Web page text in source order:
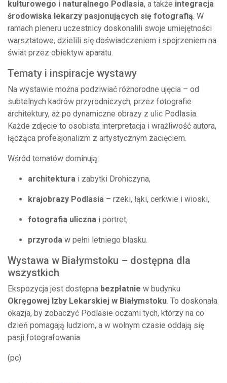
kulturowego i naturalnego Podlasia, a także integracja
środowiska lekarzy pasjonujących się fotografią. W
ramach pleneru uczestnicy doskonalili swoje umiejętności
warsztatowe, dzielili się doświadczeniem i spojrzeniem na
świat przez obiektyw aparatu.
Tematy i inspiracje wystawy
Na wystawie można podziwiać różnorodne ujęcia – od
subtelnych kadrów przyrodniczych, przez fotografie
architektury, aż po dynamiczne obrazy z ulic Podlasia.
Każde zdjęcie to osobista interpretacja i wrażliwość autora,
łącząca profesjonalizm z artystycznym zacięciem.
Wśród tematów dominują:
architektura i zabytki Drohiczyna,
krajobrazy Podlasia – rzeki, łąki, cerkwie i wioski,
fotografia uliczna i portret,
przyroda w pełni letniego blasku.
Wystawa w Białymstoku – dostępna dla
wszystkich
Ekspozycja jest dostępna bezpłatnie w budynku
Okręgowej Izby Lekarskiej w Białymstoku. To doskonała
okazja, by zobaczyć Podlasie oczami tych, którzy na co
dzień pomagają ludziom, a w wolnym czasie oddają się
pasji fotografowania.
(pc)